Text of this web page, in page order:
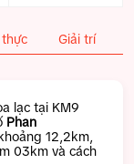
Giải trí
lạc tại KM9
Phan
12,2km,
03km và cách